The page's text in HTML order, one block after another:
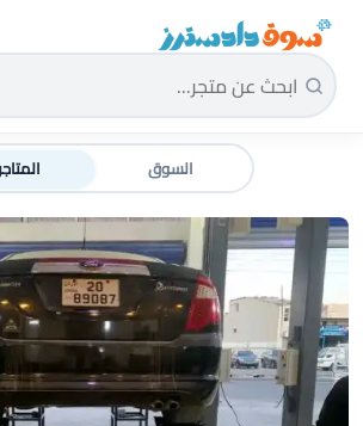
سوق دادسترز الرئيسية
السوق المتاجر